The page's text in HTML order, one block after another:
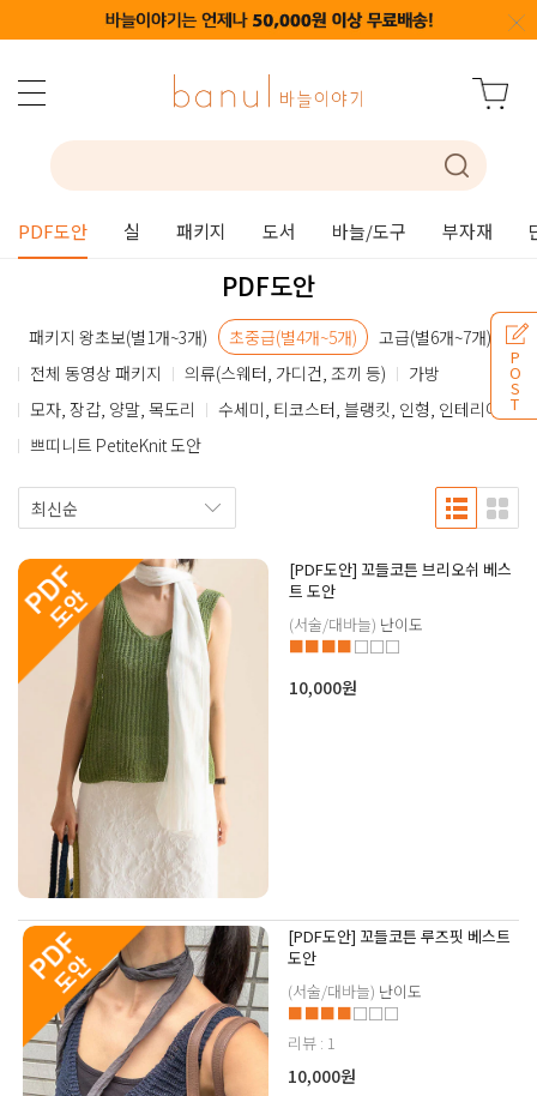
PDF도안 실 패키지 도서 바늘/도구 부자재
P
O
S
T
PDF도안
패키지 왕초보(별1개~3개) 초중급(별4개~5개)
고급(별6개~7개)
전체 동영상 패키지
의류(스웨터, 가디건, 조끼 등)
가방
모자, 장갑, 양말, 목도리
수세미, 티코스터, 블랭킷, 인형, 인테리어
쁘띠니트 PetiteKnit 도안
[PDF도안] 꼬들코튼 브리오쉬 베스
트 도안
(서술/대바늘) 난이도
■■■■□□□
10,000원
[PDF도안] 꼬들코튼 루즈핏 베스트
도안
(서술/대바늘) 난이도
■■■■□□□
리뷰 : 1
10,000원